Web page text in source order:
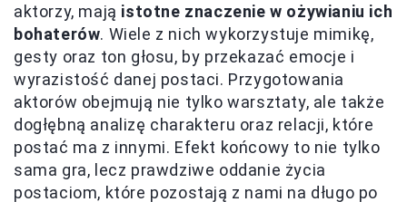
aktorzy, mają istotne znaczenie w ożywianiu ich
bohaterów. Wiele z nich wykorzystuje mimikę,
gesty oraz ton głosu, by przekazać emocje i
wyrazistość danej postaci. Przygotowania
aktorów obejmują nie tylko warsztaty, ale także
dogłębną analizę charakteru oraz relacji, które
postać ma z innymi. Efekt końcowy to nie tylko
sama gra, lecz prawdziwe oddanie życia
postaciom, które pozostają z nami na długo po